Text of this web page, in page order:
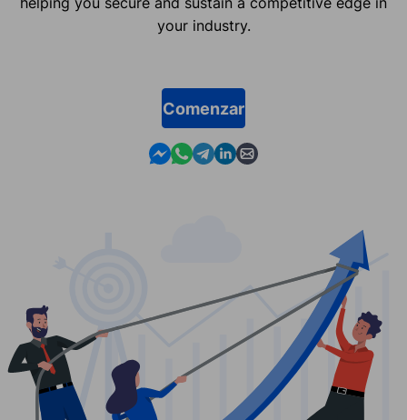
your industry.
Comenzar
Contact us in Messenger
Contact us in WhatsApp
Contact us in Telegram
Contact us in Linkedin
Contact us by email